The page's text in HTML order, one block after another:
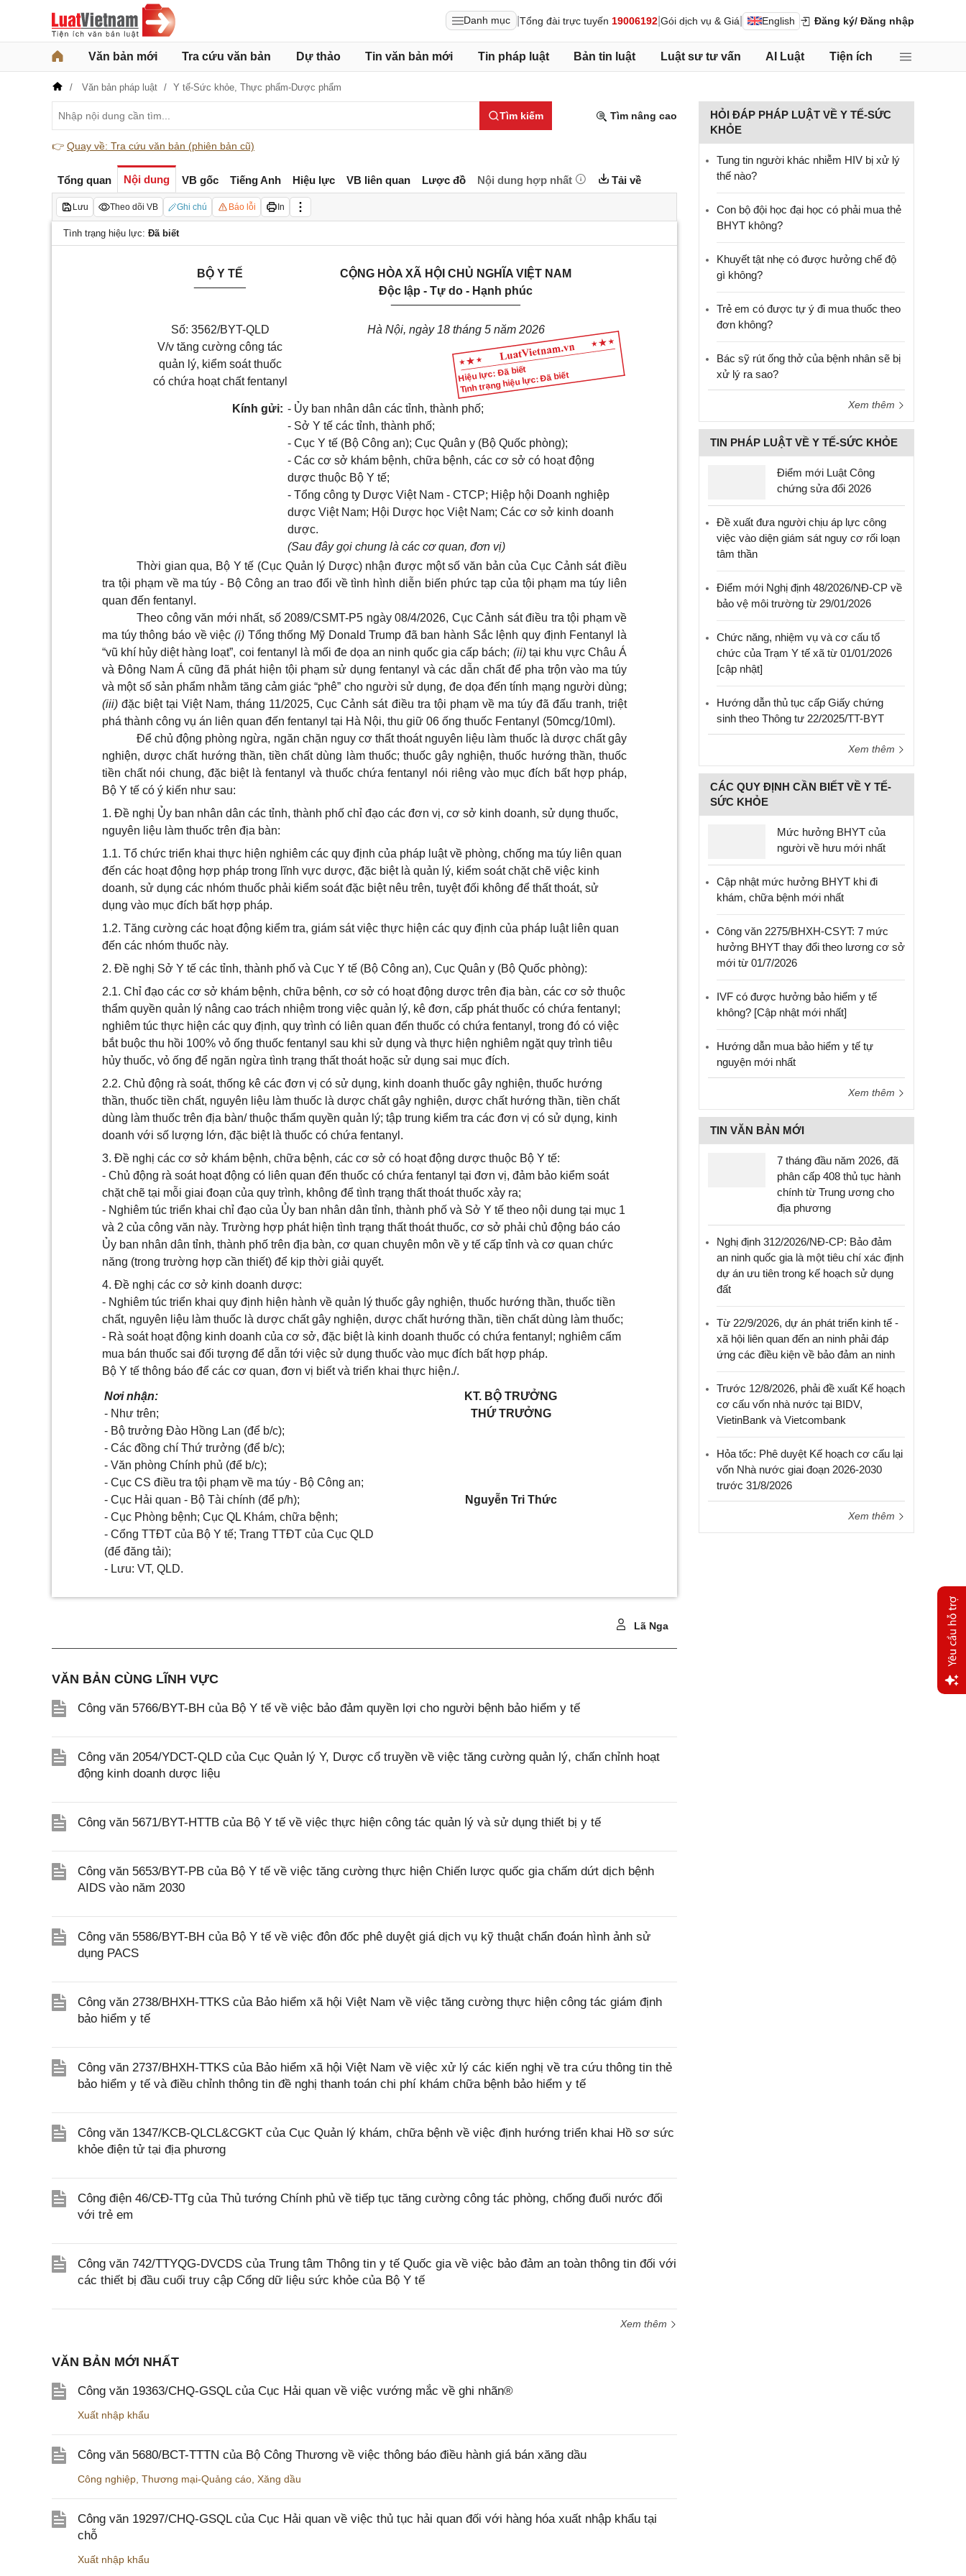
Danh mục Tổng đài trực tuyến 19006192 Gói dịch vụ & Giá English Đăng ký/ Đăng nhập
Văn bản mới Tra cứu văn bản Dự thảo Tin văn bản mới Tin pháp luật Bản tin luật Luật sư tư vấn AI Luật Tiện ích
Văn bản pháp luật Y tế-Sức khỏe, Thực phẩm-Dược phẩm
Tìm kiếm Tìm nâng cao
👉 Quay về: Tra cứu văn bản (phiên bản cũ)
Tổng quan Nội dung VB gốc Tiếng Anh Hiệu lực VB liên quan Lược đồ Nội dung hợp nhất Tải về
Lưu Theo dõi VB Ghi chú Báo lỗi In
Tình trạng hiệu lực: Đã biết
Hiệu lực: Đã biết
Tình trạng hiệu lực: Đã biết
BỘ Y TẾ
________
CỘNG HÒA XÃ HỘI CHỦ NGHĨA VIỆT NAM
Độc lập - Tự do - Hạnh phúc
____________________
Số: 3562/BYT-QLD
V/v tăng cường công tác
quản lý, kiểm soát thuốc
có chứa hoạt chất fentanyl
Hà Nội, ngày 18 tháng 5 năm 2026
Kính gửi: - Ủy ban nhân dân các tỉnh, thành phố;
- Sở Y tế các tỉnh, thành phố;
- Cục Y tế (Bộ Công an); Cục Quân y (Bộ Quốc phòng);
- Các cơ sở khám bệnh, chữa bệnh, các cơ sở có hoạt động
dược thuộc Bộ Y tế;
- Tổng công ty Dược Việt Nam - CTCP; Hiệp hội Doanh nghiệp
dược Việt Nam; Hội Dược học Việt Nam; Các cơ sở kinh doanh
dược.
(Sau đây gọi chung là các cơ quan, đơn vị)
Thời gian qua, Bộ Y tế (Cục Quản lý Dược) nhận được một số văn bản của Cục Cảnh sát điều
tra tội phạm về ma túy - Bộ Công an trao đổi về tình hình diễn biến phức tạp của tội phạm ma túy liên
quan đến fentanyl.
Theo công văn mới nhất, số 2089/CSMT-P5 ngày 08/4/2026, Cục Cảnh sát điều tra tội phạm về
ma túy thông báo về việc (i)Tổng thống Mỹ Donald Trump đã ban hành Sắc lệnh quy định Fentanyl là
“vũ khí hủy diệt hàng loạt”, coi fentanyl là mối đe dọa an ninh quốc gia cấp bách; (ii)tại khu vực Châu Á
và Đông Nam Á cũng đã phát hiện tội phạm sử dụng fentanyl và các dẫn chất để pha trộn vào ma túy
và một số sản phẩm nhằm tăng cảm giác “phê” cho người sử dụng, đe dọa đến tính mạng người dùng;
(iii)đặc biệt tại Việt Nam, tháng 11/2025, Cục Cảnh sát điều tra tội phạm về ma túy đã đấu tranh, triệt
phá thành công vụ án liên quan đến fentanyl tại Hà Nội, thu giữ 06 ống thuốc Fentanyl (50mcg/10ml).
Để chủ động phòng ngừa, ngăn chặn nguy cơ thất thoát nguyên liệu làm thuốc là dược chất gây
nghiện, dược chất hướng thần, tiền chất dùng làm thuốc; thuốc gây nghiện, thuốc hướng thần, thuốc
tiền chất nói chung, đặc biệt là fentanyl và thuốc chứa fentanyl nói riêng vào mục đích bất hợp pháp,
Bộ Y tế có ý kiến như sau:
1. Đề nghị Ủy ban nhân dân các tỉnh, thành phố chỉ đạo các đơn vị, cơ sở kinh doanh, sử dụng thuốc,
nguyên liệu làm thuốc trên địa bàn:
1.1. Tổ chức triển khai thực hiện nghiêm các quy định của pháp luật về phòng, chống ma túy liên quan
đến các hoạt động hợp pháp trong lĩnh vực dược, đặc biệt là quản lý, kiểm soát chặt chẽ việc kinh
doanh, sử dụng các nhóm thuốc phải kiểm soát đặc biệt nêu trên, tuyệt đối không để thất thoát, sử
dụng vào mục đích bất hợp pháp.
1.2. Tăng cường các hoạt động kiểm tra, giám sát việc thực hiện các quy định của pháp luật liên quan
đến các nhóm thuốc này.
2. Đề nghị Sở Y tế các tỉnh, thành phố và Cục Y tế (Bộ Công an), Cục Quân y (Bộ Quốc phòng):
2.1. Chỉ đạo các cơ sở khám bệnh, chữa bệnh, cơ sở có hoạt động dược trên địa bàn, các cơ sở thuộc
thẩm quyền quản lý nâng cao trách nhiệm trong việc quản lý, kê đơn, cấp phát thuốc có chứa fentanyl;
nghiêm túc thực hiện các quy định, quy trình có liên quan đến thuốc có chứa fentanyl, trong đó có việc
bắt buộc thu hồi 100% vỏ ống thuốc fentanyl sau khi sử dụng và thực hiện nghiêm ngặt quy trình tiêu
hủy thuốc, vỏ ống để ngăn ngừa tình trạng thất thoát hoặc sử dụng sai mục đích.
2.2. Chủ động rà soát, thống kê các đơn vị có sử dụng, kinh doanh thuốc gây nghiện, thuốc hướng
thần, thuốc tiền chất, nguyên liệu làm thuốc là dược chất gây nghiện, dược chất hướng thần, tiền chất
dùng làm thuốc trên địa bàn/ thuộc thẩm quyền quản lý; tập trung kiểm tra các đơn vị có sử dụng, kinh
doanh với số lượng lớn, đặc biệt là thuốc có chứa fentanyl.
3. Đề nghị các cơ sở khám bệnh, chữa bệnh, các cơ sở có hoạt động dược thuộc Bộ Y tế:
- Chủ động rà soát hoạt động có liên quan đến thuốc có chứa fentanyl tại đơn vị, đảm bảo kiểm soát
chặt chẽ tại mỗi giai đoạn của quy trình, không để tình trạng thất thoát thuốc xảy ra;
- Nghiêm túc triển khai chỉ đạo của Ủy ban nhân dân tỉnh, thành phố và Sở Y tế theo nội dung tại mục 1
và 2 của công văn này. Trường hợp phát hiện tình trạng thất thoát thuốc, cơ sở phải chủ động báo cáo
Ủy ban nhân dân tỉnh, thành phố trên địa bàn, cơ quan chuyên môn về y tế cấp tỉnh và cơ quan chức
năng (trong trường hợp cần thiết) để kịp thời giải quyết.
4. Đề nghị các cơ sở kinh doanh dược:
- Nghiêm túc triển khai quy định hiện hành về quản lý thuốc gây nghiện, thuốc hướng thần, thuốc tiền
chất, nguyên liệu làm thuốc là dược chất gây nghiện, dược chất hướng thần, tiền chất dùng làm thuốc;
- Rà soát hoạt động kinh doanh của cơ sở, đặc biệt là kinh doanh thuốc có chứa fentanyl; nghiêm cấm
mua bán thuốc sai đối tượng để dẫn tới việc sử dụng thuốc vào mục đích bất hợp pháp.
Bộ Y tế thông báo để các cơ quan, đơn vị biết và triển khai thực hiện./.
Nơi nhận:
- Như trên;
- Bộ trưởng Đào Hồng Lan (để b/c);
- Các đồng chí Thứ trưởng (để b/c);
- Văn phòng Chính phủ (để b/c);
- Cục CS điều tra tội phạm về ma túy - Bộ Công an;
- Cục Hải quan - Bộ Tài chính (để p/h);
- Cục Phòng bệnh; Cục QL Khám, chữa bệnh;
- Cổng TTĐT của Bộ Y tế; Trang TTĐT của Cục QLD
(để đăng tải);
- Lưu: VT, QLD.
KT. BỘ TRƯỞNG
THỨ TRƯỞNG
Nguyễn Tri Thức
Lã Nga
VĂN BẢN CÙNG LĨNH VỰC
Công văn 5766/BYT-BH của Bộ Y tế về việc bảo đảm quyền lợi cho người bệnh bảo hiểm y tế
Công văn 2054/YDCT-QLD của Cục Quản lý Y, Dược cổ truyền về việc tăng cường quản lý, chấn chỉnh hoạt
động kinh doanh dược liệu
Công văn 5671/BYT-HTTB của Bộ Y tế về việc thực hiện công tác quản lý và sử dụng thiết bị y tế
Công văn 5653/BYT-PB của Bộ Y tế về việc tăng cường thực hiện Chiến lược quốc gia chấm dứt dịch bệnh
AIDS vào năm 2030
Công văn 5586/BYT-BH của Bộ Y tế về việc đôn đốc phê duyệt giá dịch vụ kỹ thuật chẩn đoán hình ảnh sử
dụng PACS
Công văn 2738/BHXH-TTKS của Bảo hiểm xã hội Việt Nam về việc tăng cường thực hiện công tác giám định
bảo hiểm y tế
Công văn 2737/BHXH-TTKS của Bảo hiểm xã hội Việt Nam về việc xử lý các kiến nghị về tra cứu thông tin thẻ
bảo hiểm y tế và điều chỉnh thông tin đề nghị thanh toán chi phí khám chữa bệnh bảo hiểm y tế
Công văn 1347/KCB-QLCL&CGKT của Cục Quản lý khám, chữa bệnh về việc định hướng triển khai Hồ sơ sức
khỏe điện tử tại địa phương
Công điện 46/CĐ-TTg của Thủ tướng Chính phủ về tiếp tục tăng cường công tác phòng, chống đuối nước đối
với trẻ em
Công văn 742/TTYQG-DVCDS của Trung tâm Thông tin y tế Quốc gia về việc bảo đảm an toàn thông tin đối với
các thiết bị đầu cuối truy cập Cổng dữ liệu sức khỏe của Bộ Y tế
Xem thêm
VĂN BẢN MỚI NHẤT
Công văn 19363/CHQ-GSQL của Cục Hải quan về việc vướng mắc về ghi nhãn®
Xuất nhập khẩu
Công văn 5680/BCT-TTTN của Bộ Công Thương về việc thông báo điều hành giá bán xăng dầu
Công nghiệp Thương mại-Quảng cáo Xăng dầu
Công văn 19297/CHQ-GSQL của Cục Hải quan về việc thủ tục hải quan đối với hàng hóa xuất nhập khẩu tại
chỗ
Xuất nhập khẩu
HỎI ĐÁP PHÁP LUẬT VỀ Y TẾ-SỨC
KHỎE
Tung tin người khác nhiễm HIV bị xử lý
thế nào?
Con bộ đội học đại học có phải mua thẻ
BHYT không?
Khuyết tật nhẹ có được hưởng chế độ
gì không?
Trẻ em có được tự ý đi mua thuốc theo
đơn không?
Bác sỹ rút ống thở của bệnh nhân sẽ bị
xử lý ra sao?
Xem thêm
TIN PHÁP LUẬT VỀ Y TẾ-SỨC KHỎE
Điểm mới Luật Công
chứng sửa đổi 2026
Đề xuất đưa người chịu áp lực công
việc vào diện giám sát nguy cơ rối loạn
tâm thần
Điểm mới Nghị định 48/2026/NĐ-CP về
bảo vệ môi trường từ 29/01/2026
Chức năng, nhiệm vụ và cơ cấu tổ
chức của Trạm Y tế xã từ 01/01/2026
[cập nhật]
Hướng dẫn thủ tục cấp Giấy chứng
sinh theo Thông tư 22/2025/TT-BYT
Xem thêm
CÁC QUY ĐỊNH CẦN BIẾT VỀ Y TẾ-
SỨC KHỎE
Mức hưởng BHYT của
người về hưu mới nhất
Cập nhật mức hưởng BHYT khi đi
khám, chữa bệnh mới nhất
Công văn 2275/BHXH-CSYT: 7 mức
hưởng BHYT thay đổi theo lương cơ sở
mới từ 01/7/2026
IVF có được hưởng bảo hiểm y tế
không? [Cập nhật mới nhất]
Hướng dẫn mua bảo hiểm y tế tự
nguyện mới nhất
Xem thêm
TIN VĂN BẢN MỚI
7 tháng đầu năm 2026, đã
phân cấp 408 thủ tục hành
chính từ Trung ương cho
địa phương
Nghị định 312/2026/NĐ-CP: Bảo đảm
an ninh quốc gia là một tiêu chí xác định
dự án ưu tiên trong kế hoạch sử dụng
đất
Từ 22/9/2026, dự án phát triển kinh tế -
xã hội liên quan đến an ninh phải đáp
ứng các điều kiện về bảo đảm an ninh
Trước 12/8/2026, phải đề xuất Kế hoạch
cơ cấu vốn nhà nước tại BIDV,
VietinBank và Vietcombank
Hỏa tốc: Phê duyệt Kế hoạch cơ cấu lại
vốn Nhà nước giai đoạn 2026-2030
trước 31/8/2026
Xem thêm